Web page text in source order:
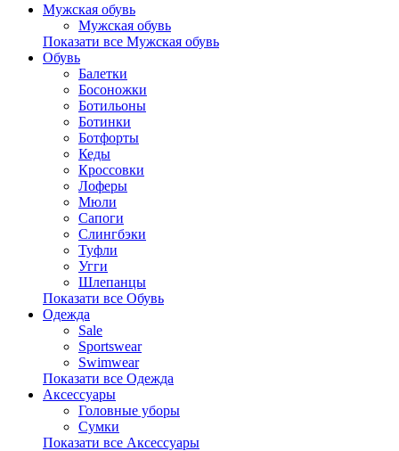
Мужская обувь
Мужская обувь
Показати все Мужская обувь
Обувь
Балетки
Босоножки
Ботильоны
Ботинки
Ботфорты
Кеды
Кроссовки
Лоферы
Мюли
Сапоги
Слингбэки
Туфли
Угги
Шлепанцы
Показати все Обувь
Одежда
Sale
Sportswear
Swimwear
Показати все Одежда
Аксессуары
Головные уборы
Сумки
Показати все Аксессуары